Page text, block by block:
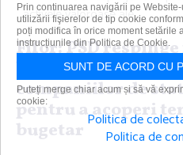
activele valoroase ale...
Fifor: PSD
USR de a vinde
companiilor de
pentru a acoperi
bugetar
Prin continuarea navigării pe
utilizării fişierelor de tip cookie
poți modifica în orice moment setările
instrucțiunile din Politica de Cookie.
SUNT DE ACORD CU
Puteți merge chiar acum și să vă
cookie:
Politica de
Politica de